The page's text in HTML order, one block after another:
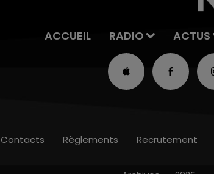
ACCUEIL RADIO ACTUS
Contacts Règlements Recrutement